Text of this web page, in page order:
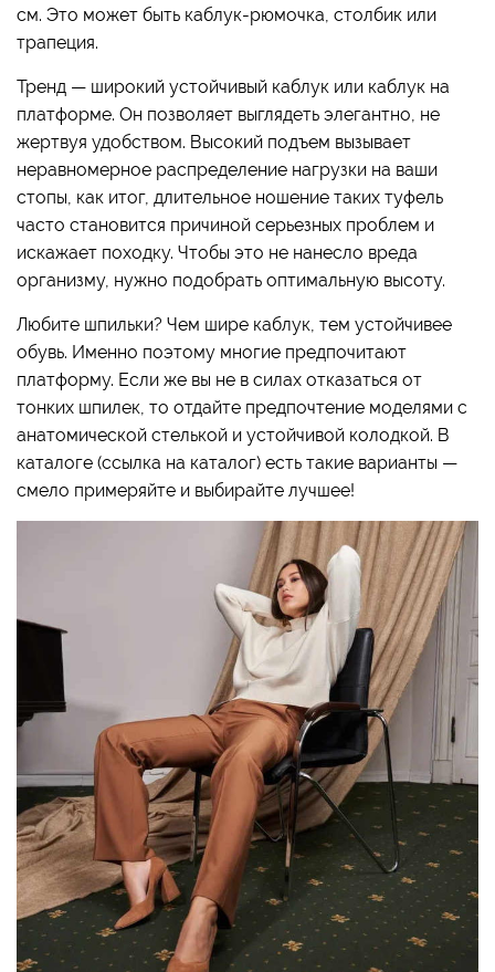
см. Это может быть каблук-рюмочка, столбик или
трапеция.
Тренд — широкий устойчивый каблук или каблук на
платформе. Он позволяет выглядеть элегантно, не
жертвуя удобством. Высокий подъем вызывает
неравномерное распределение нагрузки на ваши
стопы, как итог, длительное ношение таких туфель
часто становится причиной серьезных проблем и
искажает походку. Чтобы это не нанесло вреда
организму, нужно подобрать оптимальную высоту.
Любите шпильки? Чем шире каблук, тем устойчивее
обувь. Именно поэтому многие предпочитают
платформу. Если же вы не в силах отказаться от
тонких шпилек, то отдайте предпочтение моделями с
анатомической стелькой и устойчивой колодкой. В
каталоге (ссылка на каталог) есть такие варианты —
смело примеряйте и выбирайте лучшее!